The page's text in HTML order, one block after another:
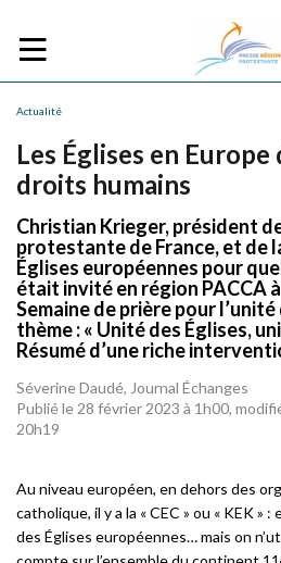
Actualité
Les Églises en
droits humains
Christian Krieger, président
protestante de France, et de
Églises européennes pour
était invité en région PACCA
Semaine de prière pour
thème : « Unité des Églises,
Résumé d’une riche
Séverine Daudé, Journal Échanges
Publié le 28 février 2023 à 1h00,
20h19
Au niveau européen, en dehors des
catholique, il y a la « CEC » ou « KEK »
des Églises européennes… mais on